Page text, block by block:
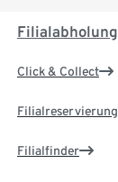
Filialabholung
Click & Collect
Filialreservierung
Filialfinder